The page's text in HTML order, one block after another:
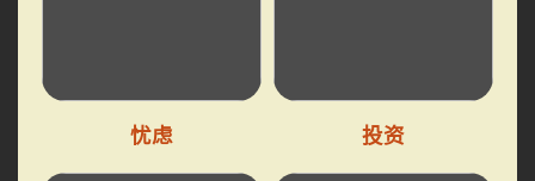
忧虑 投资